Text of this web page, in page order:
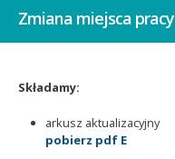
Zmiana miejsca pracy
Składamy:
arkusz aktualizacyjny
pobierz pdf E